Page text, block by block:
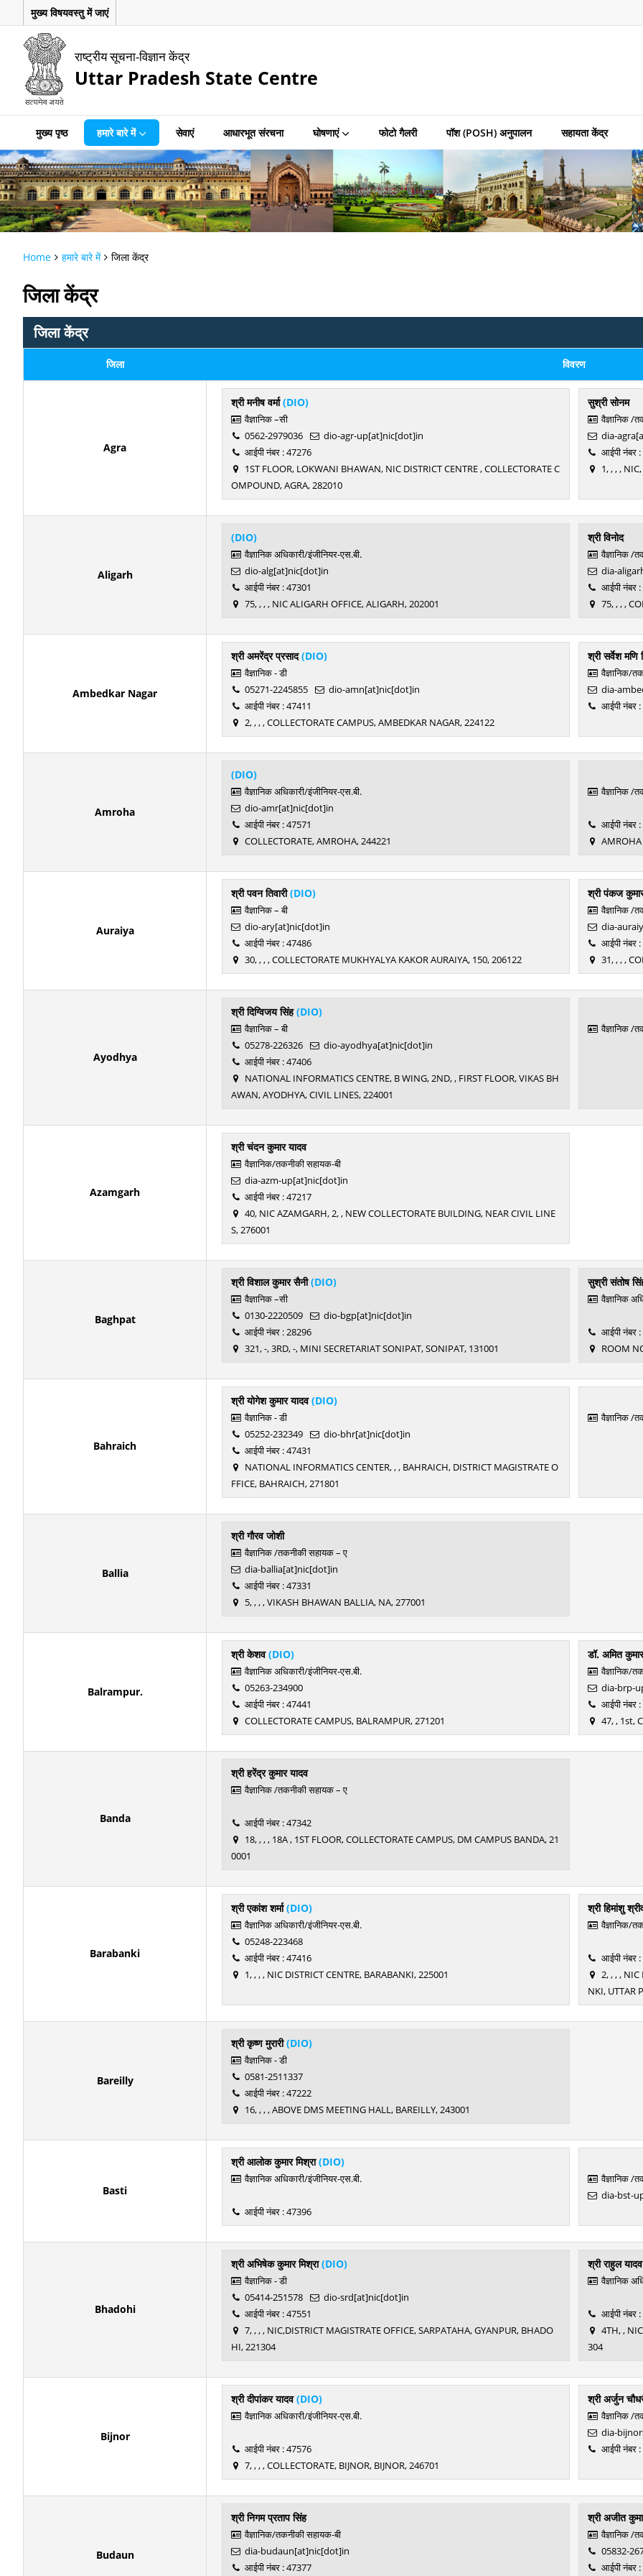
मुख्य विषयवस्तु में जाएं
राष्ट्रीय सूचना-विज्ञान केंद्र
Uttar Pradesh State Centre
मुख्य पृष्ठ हमारे बारे में सेवाएं आधारभूत संरचना घोषणाएं फोटो गैलरी पॉश (POSH) अनुपालन सहायता केंद्र
Home हमारे बारे में जिला केंद्र
जिला केंद्र
जिला केंद्र
जिला विवरण
Agra
श्री मनीष वर्मा(DIO)
वैज्ञानिक –सी
0562-2979036
dio-agr-up[at]nic[dot]in
आईपी नंबर : 47276
1ST FLOOR, LOKWANI BHAWAN, NIC DISTRICT CENTRE , COLLECTORATE C
OMPOUND, AGRA, 282010
सुश्री सोनम
वैज्ञानिक /
dia-
आईपी नंबर
1, , , ,
Aligarh
(DIO)
वैज्ञानिक अधिकारी/इंजीनियर-एस.बी.
dio-alg[at]nic[dot]in
आईपी नंबर : 47301
75, , , , NIC ALIGARH OFFICE, ALIGARH, 202001
श्री विनोद
वैज्ञानिक /
dia-
आईपी नंबर
75, , , ,
Ambedkar Nagar
श्री अमरेंद्र प्रसाद(DIO)
वैज्ञानिक - डी
05271-2245855
dio-amn[at]nic[dot]in
आईपी नंबर : 47411
2, , , , COLLECTORATE CAMPUS, AMBEDKAR NAGAR, 224122
श्री सर्वेश मणि
वैज्ञानिक/
dia-
आईपी नंबर
Amroha
(DIO)
वैज्ञानिक अधिकारी/इंजीनियर-एस.बी.
dio-amr[at]nic[dot]in
आईपी नंबर : 47571
COLLECTORATE, AMROHA, 244221
वैज्ञानिक /
आईपी नंबर
AMROHA
Auraiya
श्री पवन तिवारी(DIO)
वैज्ञानिक – बी
dio-ary[at]nic[dot]in
आईपी नंबर : 47486
30, , , , COLLECTORATE MUKHYALYA KAKOR AURAIYA, 150, 206122
श्री पंकज
वैज्ञानिक /
dia-
आईपी नंबर
31, , , ,
Ayodhya
श्री दिग्विजय सिंह(DIO)
वैज्ञानिक – बी
05278-226326
dio-ayodhya[at]nic[dot]in
आईपी नंबर : 47406
NATIONAL INFORMATICS CENTRE, B WING, 2ND, , FIRST FLOOR, VIKAS BH
AWAN, AYODHYA, CIVIL LINES, 224001
वैज्ञानिक /
Azamgarh
श्री चंदन कुमार यादव
वैज्ञानिक/तकनीकी सहायक-बी
dia-azm-up[at]nic[dot]in
आईपी नंबर : 47217
40, NIC AZAMGARH, 2, , NEW COLLECTORATE BUILDING, NEAR CIVIL LINE
S, 276001
Baghpat
श्री विशाल कुमार सैनी(DIO)
वैज्ञानिक –सी
0130-2220509
dio-bgp[at]nic[dot]in
आईपी नंबर : 28296
321, -, 3RD, -, MINI SECRETARIAT SONIPAT, SONIPAT, 131001
सुश्री संतोष
वैज्ञानिक
आईपी नंबर
ROOM
Bahraich
श्री योगेश कुमार यादव(DIO)
वैज्ञानिक - डी
05252-232349
dio-bhr[at]nic[dot]in
आईपी नंबर : 47431
NATIONAL INFORMATICS CENTER, , , BAHRAICH, DISTRICT MAGISTRATE O
FFICE, BAHRAICH, 271801
वैज्ञानिक /
Ballia
श्री गौरव जोशी
वैज्ञानिक /तकनीकी सहायक – ए
dia-ballia[at]nic[dot]in
आईपी नंबर : 47331
5, , , , VIKASH BHAWAN BALLIA, NA, 277001
Balrampur.
श्री केशव(DIO)
वैज्ञानिक अधिकारी/इंजीनियर-एस.बी.
05263-234900
आईपी नंबर : 47441
COLLECTORATE CAMPUS, BALRAMPUR, 271201
डॉ. अमित
वैज्ञानिक/
dia-brp-
आईपी नंबर
47, , 1st,
Banda
श्री हरेंद्र कुमार यादव
वैज्ञानिक /तकनीकी सहायक – ए
आईपी नंबर : 47342
18, , , , 18A , 1ST FLOOR, COLLECTORATE CAMPUS, DM CAMPUS BANDA, 21
0001
Barabanki
श्री एकांश शर्मा(DIO)
वैज्ञानिक अधिकारी/इंजीनियर-एस.बी.
05248-223468
आईपी नंबर : 47416
1, , , , NIC DISTRICT CENTRE, BARABANKI, 225001
श्री हिमांशु
वैज्ञानिक/
आईपी नंबर
2, , , , NIC
NKI, UTTAR
Bareilly
श्री कृष्ण मुरारी(DIO)
वैज्ञानिक - डी
0581-2511337
आईपी नंबर : 47222
16, , , , ABOVE DMS MEETING HALL, BAREILLY, 243001
Basti
श्री आलोक कुमार मिश्रा(DIO)
वैज्ञानिक अधिकारी/इंजीनियर-एस.बी.
आईपी नंबर : 47396
वैज्ञानिक /
dia-bst-
Bhadohi
श्री अभिषेक कुमार मिश्रा(DIO)
वैज्ञानिक - डी
05414-251578
dio-srd[at]nic[dot]in
आईपी नंबर : 47551
7, , , , NIC,DISTRICT MAGISTRATE OFFICE, SARPATAHA, GYANPUR, BHADO
HI, 221304
श्री राहुल यादव
वैज्ञानिक
आईपी नंबर
4TH, ,
304
Bijnor
श्री दीपांकर यादव(DIO)
वैज्ञानिक अधिकारी/इंजीनियर-एस.बी.
आईपी नंबर : 47576
7, , , , COLLECTORATE, BIJNOR, BIJNOR, 246701
श्री अर्जुन
वैज्ञानिक /
dia-
आईपी नंबर
Budaun
श्री निगम प्रताप सिंह
वैज्ञानिक/तकनीकी सहायक-बी
dia-budaun[at]nic[dot]in
आईपी नंबर : 47377
श्री अजीत
वैज्ञानिक /
05832-
आईपी नंबर